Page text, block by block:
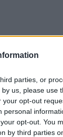
parties, or
us, please use
opt-out
opt-out. You
by third parties